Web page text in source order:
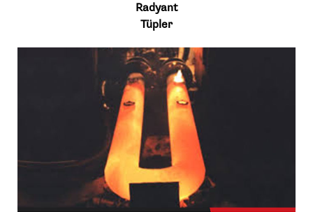
Radyant
Tüpler